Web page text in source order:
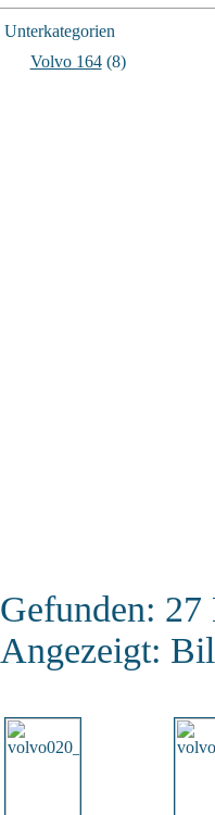
Unterkategorien
Volvo 164(8)
Gefunden:
Angezeigt: